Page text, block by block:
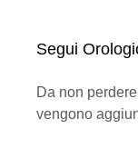
Segui
Da non
vengono